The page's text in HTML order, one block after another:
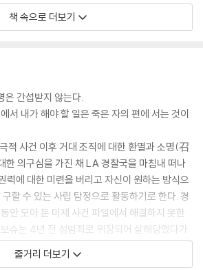
향해 내민 손들을 본다. 심장 박동 소리를 듣고
다. 나는 나의 사명을 알고 있으며, 그것을 외면할
루도 경찰서를 박차고 나온 것을 후회하거나
없었다. 그 기간에 내가 한 가장 큰 일은 경찰
적 업무와 분리하는 것이었다. 오랜 세월 동안
것으로 믿어왔다. 한 가지가 없이는 다른 것도
지만 몇 주가 지나고 몇 달이 경과하자, 나의 정
하고도 남을 만큼 크다는 걸 깨닫게 되었다. 나
. 경찰 신분증이 있든 없든 이 세상에서 내가 해
는 것이었다. 나는 현관으로 가서 죽은 자들의
지 덮인 파일 상자를 꺼냈다. 기억 속에서 그들
장의 모습들도 떠올랐다. 그들 중에서도 안젤라
다.
책 속으로 더보기
은 간섭받지 않는다.
서 내가 해야 할 일은 죽은 자의 편에 서는 것이
적 사건 이후 거대 조직에 대한 환멸과 소명(召
한 의구심을 가진 채 LA 경찰국을 마침내 떠나
력에 대한 미련을 버리고 자신이 원하는 방식으
할 수 있는 사립 탐정으로 활동하기로 한다. 경
안 모아 둔 미제 사건 파일에서 해결하지 못한
슈는 4년 전 성범죄로 위장되어 살해당했다가
연관성이 뒤늦게 밝혀져 일대 유명세를 탔지
안젤라 벤턴 사건을 다시 수사해보기로 결심한
줄거리 더보기